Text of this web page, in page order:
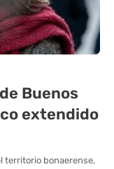
Buenos
extendido
territorio bonaerense,